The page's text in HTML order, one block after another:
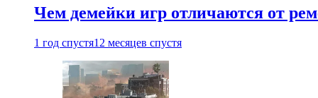
Чем демейки игр отличаются от
1 год спустя12 месяцев спустя